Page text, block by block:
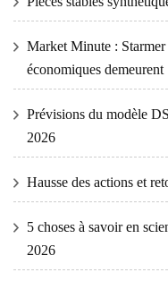
Market Minute :
économiques demeurent
Prévisions du modèle
2026
Hausse des actions et
5 choses à savoir en
2026